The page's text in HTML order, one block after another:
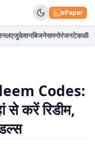
ePaper
एजुकेशनबिजनेसमनोरंजनटेकऑटो
Codes:
से करें रिडीम,